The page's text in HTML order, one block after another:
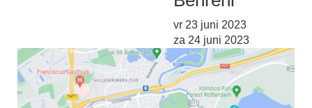
vr 23 juni 2023
za 24 juni 2023